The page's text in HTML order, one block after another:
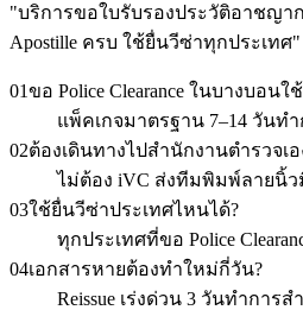
"บริการขอใบรับรองประวัติอาชญา
Apostille ครบ ใช้ยื่นวีซ่าทุกประเทศ"
01ขอ Police Clearance ในบางบอน
แพ็คเกจมาตรฐาน 7–14 วันท
02ต้องเดินทางไปสำนักงานตำรวจเ
ไม่ต้อง iVC ส่งทีมพิมพ์ลายนิ้
03ใช้ยื่นวีซ่าประเทศไหนได้?
ทุกประเทศที่ขอ Police
04เอกสารหายต้องทำใหม่กี่วัน?
Reissue เร่งด่วน 3 วันทำกา